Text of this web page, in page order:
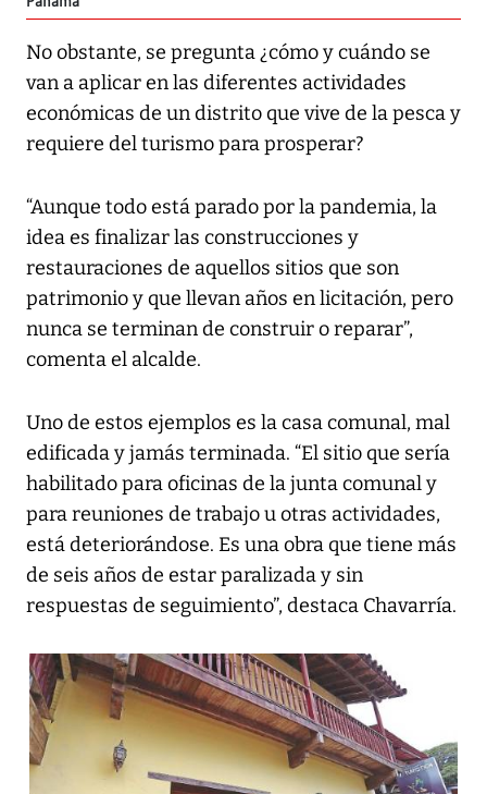
No obstante, se pregunta ¿cómo y cuándo se
van a aplicar en las diferentes actividades
económicas de un distrito que vive de la pesca y
requiere del turismo para prosperar?
“Aunque todo está parado por la pandemia, la
idea es finalizar las construcciones y
restauraciones de aquellos sitios que son
patrimonio y que llevan años en licitación, pero
nunca se terminan de construir o reparar”,
comenta el alcalde.
Uno de estos ejemplos es la casa comunal, mal
edificada y jamás terminada. “El sitio que sería
habilitado para oficinas de la junta comunal y
para reuniones de trabajo u otras actividades,
está deteriorándose. Es una obra que tiene más
de seis años de estar paralizada y sin
respuestas de seguimiento”, destaca Chavarría.